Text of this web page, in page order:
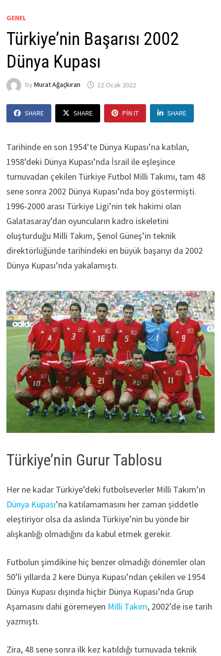
GENEL
Türkiye’nin Başarısı 2002
Dünya Kupası
by Murat Ağaçkıran 22 Ocak 2022
SHARE SHARE PIN IT SHARE
Tarihinde en son 1954’te Dünya Kupası’na katılan,
1958’deki Dünya Kupası’nda İsrail ile eşleşince
turnuvadan çekilen Türkiye Futbol Milli Takımı, tam 48
sene sonra 2002 Dünya Kupası’nda boy göstermişti.
1996-2000 arası Türkiye Ligi’nin tek hakimi olan
Galatasaray’dan oyuncuların kadro iskeletini
oluşturduğu Milli Takım, Şenol Güneş’in teknik
direktörlüğünde tarihindeki en büyük başarıyı da 2002
Dünya Kupası’nda yakalamıştı.
Türkiye’nin Gurur Tablosu
Her ne kadar Türkiye’deki futbolseverler Milli Takım’ın
Dünya Kupası’na katılamamasını her zaman şiddetle
eleştiriyor olsa da aslında Türkiye’nin bu yönde bir
alışkanlığı olmadığını da kabul etmek gerekir.
Futbolun şimdikine hiç benzer olmadığı dönemler olan
50’li yıllarda 2 kere Dünya Kupası’ndan çekilen ve 1954
Dünya Kupası dışında hiçbir Dünya Kupası’nda Grup
Aşamasını dahi göremeyen Milli Takım, 2002’de ise tarih
yazmıştı.
Zira, 48 sene sonra ilk kez katıldığı turnuvada teknik